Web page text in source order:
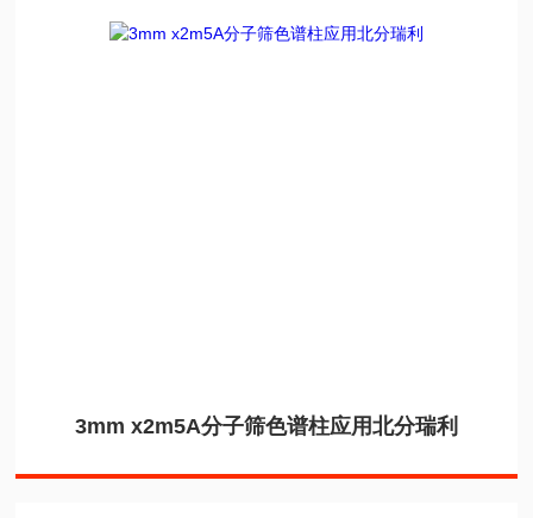
3mm x2m5A分子筛色谱柱应用北分瑞利